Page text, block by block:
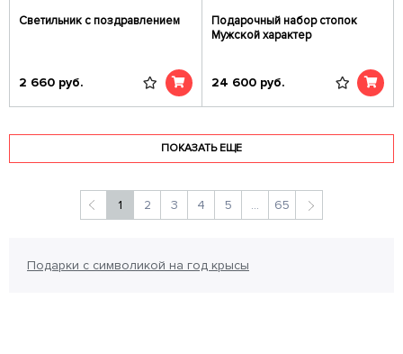
Светильник с поздравлением
2 660 руб.
Подарочный набор стопок
Мужской характер
24 600 руб.
ПОКАЗАТЬ ЕЩЕ
1 2 3 4 5 ... 65
Подарки с символикой на год крысы